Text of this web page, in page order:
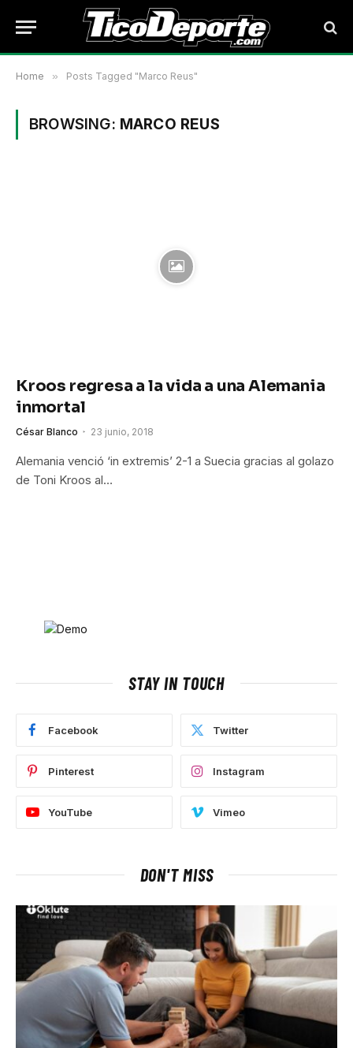
Home » Posts Tagged "Marco Reus"
BROWSING: MARCO REUS
Kroos regresa a la vida a una Alemania
inmortal
César Blanco 23 junio, 2018
Alemania venció ‘in extremis’ 2-1 a Suecia gracias al golazo
de Toni Kroos al…
STAY IN TOUCH
Facebook Twitter
Pinterest Instagram
YouTube Vimeo
DON'T MISS